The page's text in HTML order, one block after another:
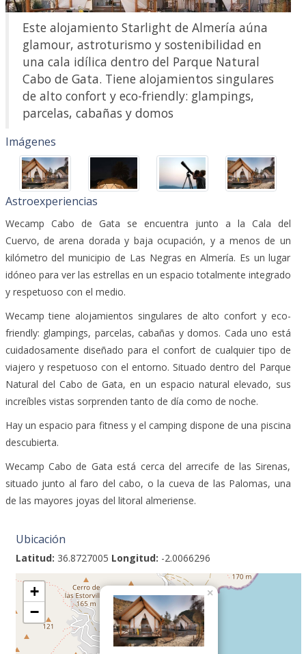
Este alojamiento Starlight de Almería aúna
glamour, astroturismo y sostenibilidad en
una cala idílica dentro del Parque Natural
Cabo de Gata. Tiene alojamientos singulares
de alto confort y eco-friendly: glampings,
parcelas, cabañas y domos
Imágenes
Astroexperiencias
Wecamp Cabo de Gata se encuentra junto a la Cala del
Cuervo, de arena dorada y baja ocupación, y a menos de un
kilómetro del municipio de Las Negras en Almería. Es un lugar
idóneo para ver las estrellas en un espacio totalmente integrado
y respetuoso con el medio.
Wecamp tiene alojamientos singulares de alto confort y eco-
friendly: glampings, parcelas, cabañas y domos. Cada uno está
cuidadosamente diseñado para el confort de cualquier tipo de
viajero y respetuoso con el entorno. Situado dentro del Parque
Natural del Cabo de Gata, en un espacio natural elevado, sus
increíbles vistas sorprenden tanto de día como de noche.
Hay un espacio para fitness y el camping dispone de una piscina
descubierta.
Wecamp Cabo de Gata está cerca del arrecife de las Sirenas,
situado junto al faro del cabo, o la cueva de las Palomas, una
de las mayores joyas del litoral almeriense.
Ubicación
Latitud: 36.8727005 Longitud: -2.0066296
×
+
−